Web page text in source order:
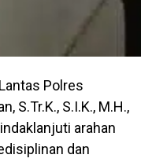
Polres
S.Tr.K., S.I.K., M.H.,
arahan
dan